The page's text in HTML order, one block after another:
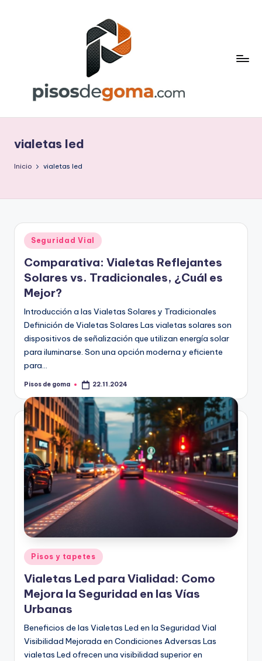
o
s
G
o
m
a
vialetas led
Inicio vialetas led
Publicado
en
Seguridad Vial
Comparativa: Vialetas Reflejantes
Solares vs. Tradicionales, ¿Cuál es
Mejor?
Introducción a las Vialetas Solares y Tradicionales
Definición de Vialetas Solares Las vialetas solares son
dispositivos de señalización que utilizan energía solar
para iluminarse. Son una opción moderna y eficiente
para…
Publicado
Pisos de goma 22.11.2024
Publicado
en
Pisos y tapetes
Vialetas Led para Vialidad: Como
Mejora la Seguridad en las Vías
Urbanas
Beneficios de las Vialetas Led en la Seguridad Vial
Visibilidad Mejorada en Condiciones Adversas Las
vialetas Led ofrecen una visibilidad superior en